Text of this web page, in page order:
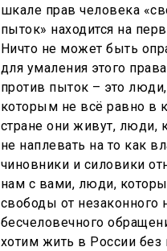
шкале прав человека
пыток» находится на
Ничто не может быть
для умаления этого
против пыток – это
которым не всё равно в
стране они живут, люди,
не наплевать на то как
чиновники и силовики
нам с вами, люди,
свободы от незаконного
бесчеловечного
хотим жить в России без